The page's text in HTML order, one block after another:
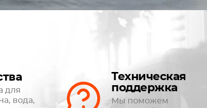
для
вода,
Техническая
поддержка
Мы поможем